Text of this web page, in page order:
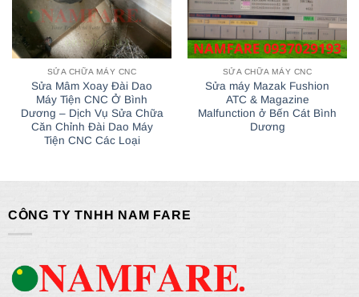
SỬA CHỮA MÁY CNC
Sửa Mâm Xoay Đài Dao
Máy Tiện CNC Ở Bình
Dương – Dịch Vụ Sửa Chữa
Căn Chỉnh Đài Dao Máy
Tiện CNC Các Loại
SỬA CHỮA MÁY CNC
Sửa máy Mazak Fushion
ATC & Magazine
Malfunction ở Bến Cát Bình
Dương
CÔNG TY TNHH NAM FARE